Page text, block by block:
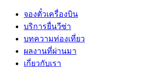
จองตั๋วเครื่องบิน
บริการยื่นวีซ่า
บทความท่องเที่ยว
ผลงานที่ผ่านมา
เกี่ยวกับเรา